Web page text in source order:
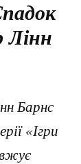
Лінн
Барнс
«Ігри